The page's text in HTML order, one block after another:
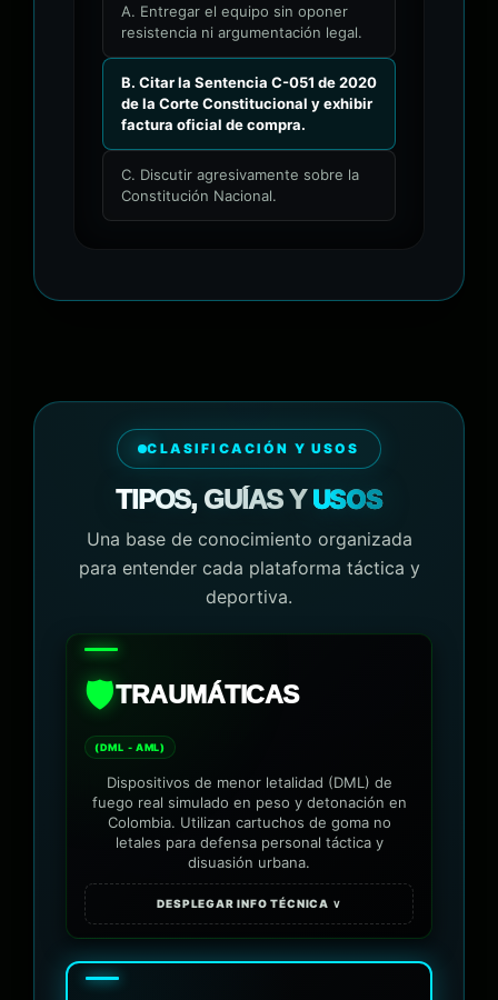
A. Entregar el equipo sin oponer
resistencia ni argumentación legal.
B. Citar la Sentencia C-051 de 2020
de la Corte Constitucional y exhibir
factura oficial de compra.
C. Discutir agresivamente sobre la
Constitución Nacional.
CLASIFICACIÓN Y USOS
TIPOS, GUÍAS YUSOS
Una base de conocimiento organizada
para entender cada plataforma táctica y
deportiva.
🛡️TRAUMÁTICAS
(DML - AML)
Dispositivos de menor letalidad (DML) de
fuego real simulado en peso y detonación en
Colombia. Utilizan cartuchos de goma no
letales para defensa personal táctica y
disuasión urbana.
DESPLEGAR INFO TÉCNICA ∨